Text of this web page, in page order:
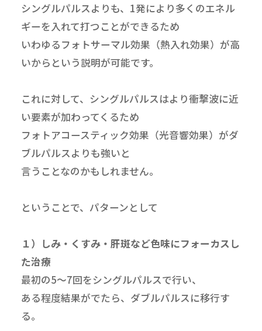
シングルパルスよりも、1発により多くのエネル
ギーを入れて打つことができるため
いわゆるフォトサーマル効果（熱入れ効果）が高
いからという説明が可能です。
これに対して、シングルパルスはより衝撃波に近
い要素が加わってくるため
フォトアコースティック効果（光音響効果）がダ
ブルパルスよりも強いと
言うことなのかもしれません。
ということで、パターンとして
１）しみ・くすみ・肝斑など色味にフォーカスし
た治療
最初の5～7回をシングルパルスで行い、
ある程度結果がでたら、ダブルパルスに移行す
る。